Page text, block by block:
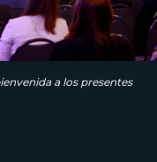
a los presentes